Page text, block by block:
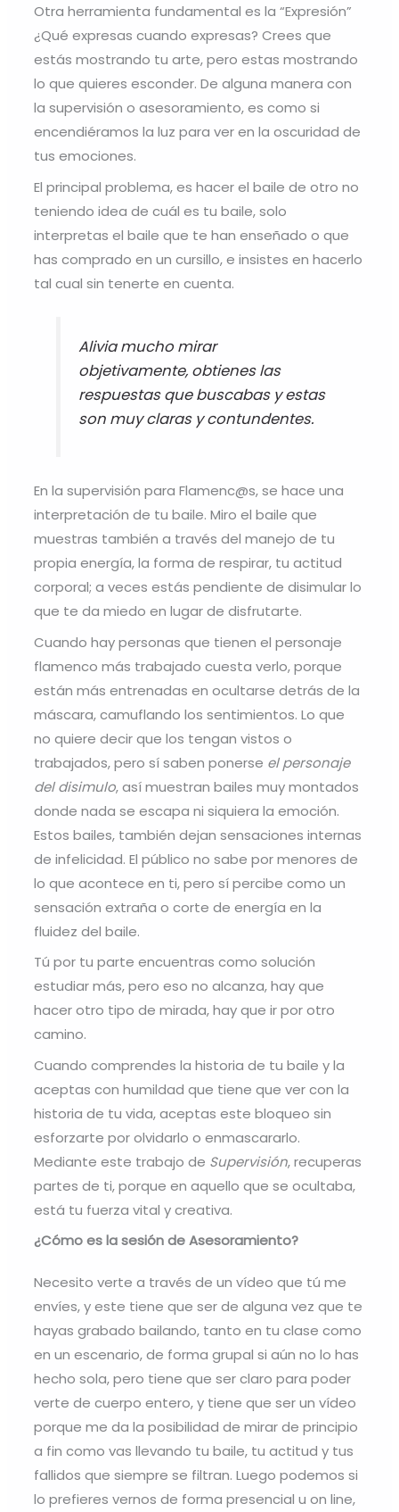
Otra herramienta fundamental es la “Expresión”
¿Qué expresas cuando expresas? Crees que
estás mostrando tu arte, pero estas mostrando
lo que quieres esconder. De alguna manera con
la supervisión o asesoramiento, es como si
encendiéramos la luz para ver en la oscuridad de
tus emociones.
El principal problema, es hacer el baile de otro no
teniendo idea de cuál es tu baile, solo
interpretas el baile que te han enseñado o que
has comprado en un cursillo, e insistes en hacerlo
tal cual sin tenerte en cuenta.
Alivia mucho mirar
objetivamente, obtienes las
respuestas que buscabas y estas
son muy claras y contundentes.
En la supervisión para Flamenc@s, se hace una
interpretación de tu baile. Miro el baile que
muestras también a través del manejo de tu
propia energía, la forma de respirar, tu actitud
corporal; a veces estás pendiente de disimular lo
que te da miedo en lugar de disfrutarte.
Cuando hay personas que tienen el personaje
flamenco más trabajado cuesta verlo, porque
están más entrenadas en ocultarse detrás de la
máscara, camuflando los sentimientos. Lo que
no quiere decir que los tengan vistos o
trabajados, pero sí saben ponerse el personaje
del disimulo, así muestran bailes muy montados
donde nada se escapa ni siquiera la emoción.
Estos bailes, también dejan sensaciones internas
de infelicidad. El público no sabe por menores de
lo que acontece en ti, pero sí percibe como un
sensación extraña o corte de energía en la
fluidez del baile.
Tú por tu parte encuentras como solución
estudiar más, pero eso no alcanza, hay que
hacer otro tipo de mirada, hay que ir por otro
camino.
Cuando comprendes la historia de tu baile y la
aceptas con humildad que tiene que ver con la
historia de tu vida, aceptas este bloqueo sin
esforzarte por olvidarlo o enmascararlo.
Mediante este trabajo de Supervisión, recuperas
partes de ti, porque en aquello que se ocultaba,
está tu fuerza vital y creativa.
¿Cómo es la sesión de Asesoramiento?
Necesito verte a través de un vídeo que tú me
envíes, y este tiene que ser de alguna vez que te
hayas grabado bailando, tanto en tu clase como
en un escenario, de forma grupal si aún no lo has
hecho sola, pero tiene que ser claro para poder
verte de cuerpo entero, y tiene que ser un vídeo
porque me da la posibilidad de mirar de principio
a fin como vas llevando tu baile, tu actitud y tus
fallidos que siempre se filtran. Luego podemos si
lo prefieres vernos de forma presencial u on line,